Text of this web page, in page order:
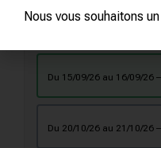
Nous vous souhaitons